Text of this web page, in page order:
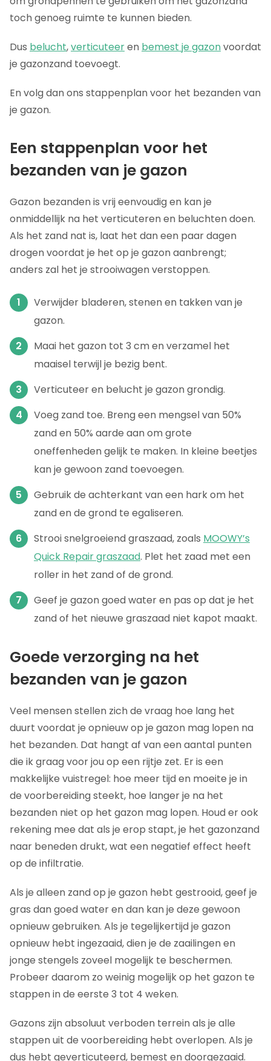
toch genoeg ruimte te kunnen bieden.
Dus belucht,verticuteeren bemest je gazonvoordat
je gazonzand toevoegt.
En volg dan ons stappenplan voor het bezanden van
je gazon.
Een stappenplan voor het
bezanden van je gazon
Gazon bezanden is vrij eenvoudig en kan je
onmiddellijk na het verticuteren en beluchten doen.
Als het zand nat is, laat het dan een paar dagen
drogen voordat je het op je gazon aanbrengt;
anders zal het je strooiwagen verstoppen.
Verwijder bladeren, stenen en takken van je
gazon.
Maai het gazon tot 3 cm en verzamel het
maaisel terwijl je bezig bent.
Verticuteer en belucht je gazon grondig.
Voeg zand toe. Breng een mengsel van 50%
zand en 50% aarde aan om grote
oneffenheden gelijk te maken. In kleine beetjes
kan je gewoon zand toevoegen.
Gebruik de achterkant van een hark om het
zand en de grond te egaliseren.
Strooi snelgroeiend graszaad, zoals MOOWY’s
Quick Repair graszaad. Plet het zaad met een
roller in het zand of de grond.
Geef je gazon goed water en pas op dat je het
zand of het nieuwe graszaad niet kapot maakt.
Goede verzorging na het
bezanden van je gazon
Veel mensen stellen zich de vraag hoe lang het
duurt voordat je opnieuw op je gazon mag lopen na
het bezanden. Dat hangt af van een aantal punten
die ik graag voor jou op een rijtje zet. Er is een
makkelijke vuistregel: hoe meer tijd en moeite je in
de voorbereiding steekt, hoe langer je na het
bezanden niet op het gazon mag lopen. Houd er ook
rekening mee dat als je erop stapt, je het gazonzand
naar beneden drukt, wat een negatief effect heeft
op de infiltratie.
Als je alleen zand op je gazon hebt gestrooid, geef je
gras dan goed water en dan kan je deze gewoon
opnieuw gebruiken. Als je tegelijkertijd je gazon
opnieuw hebt ingezaaid, dien je de zaailingen en
jonge stengels zoveel mogelijk te beschermen.
Probeer daarom zo weinig mogelijk op het gazon te
stappen in de eerste 3 tot 4 weken.
Gazons zijn absoluut verboden terrein als je alle
stappen uit de voorbereiding hebt overlopen. Als je
dus hebt geverticuteerd, bemest en doorgezaaid.